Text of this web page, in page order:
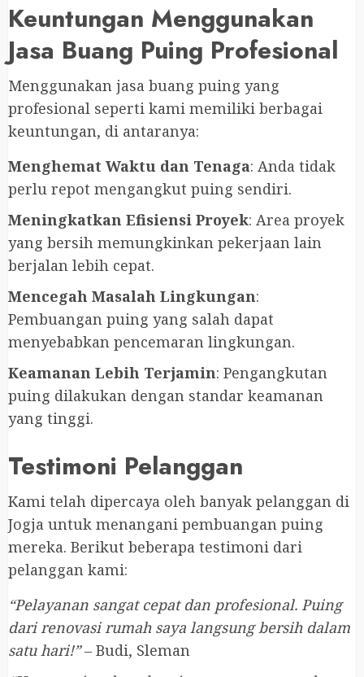
Keuntungan Menggunakan
Jasa Buang Puing Profesional
Menggunakan jasa buang puing yang
profesional seperti kami memiliki berbagai
keuntungan, di antaranya:
Menghemat Waktu dan Tenaga: Anda tidak
perlu repot mengangkut puing sendiri.
Meningkatkan Efisiensi Proyek: Area proyek
yang bersih memungkinkan pekerjaan lain
berjalan lebih cepat.
Mencegah Masalah Lingkungan:
Pembuangan puing yang salah dapat
menyebabkan pencemaran lingkungan.
Keamanan Lebih Terjamin: Pengangkutan
puing dilakukan dengan standar keamanan
yang tinggi.
Testimoni Pelanggan
Kami telah dipercaya oleh banyak pelanggan di
Jogja untuk menangani pembuangan puing
mereka. Berikut beberapa testimoni dari
pelanggan kami:
“Pelayanan sangat cepat dan profesional. Puing
dari renovasi rumah saya langsung bersih dalam
satu hari!”– Budi, Sleman